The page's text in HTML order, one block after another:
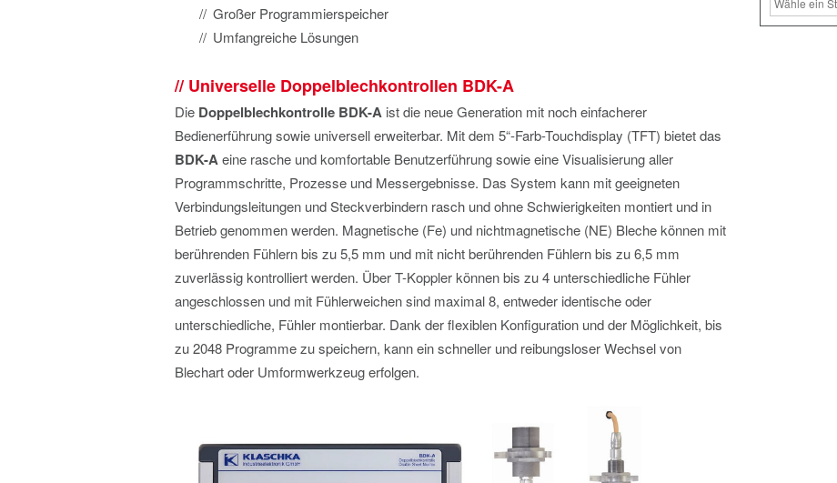
Großer Programmierspeicher
Umfangreiche Lösungen
Universelle Doppelblechkontrollen BDK-A
Die Doppelblechkontrolle BDK-A ist die neue Generation mit noch einfacherer
Bedienerführung sowie universell erweiterbar. Mit dem 5“-Farb-Touchdisplay (TFT) bietet das
BDK-Aeine rasche und komfortable Benutzerführung sowie eine Visualisierung aller
Programmschritte, Prozesse und Messergebnisse. Das System kann mit geeigneten
Verbindungsleitungen und Steckverbindern rasch und ohne Schwierigkeiten montiert und in
Betrieb genommen werden. Magnetische (Fe) und nichtmagnetische (NE) Bleche können mit
berührenden Fühlern bis zu 5,5 mm und mit nicht berührenden Fühlern bis zu 6,5 mm
zuverlässig kontrolliert werden. Über T-Koppler können bis zu 4 unterschiedliche Fühler
angeschlossen und mit Fühlerweichen sind maximal 8, entweder identische oder
unterschiedliche, Fühler montierbar. Dank der flexiblen Konfiguration und der Möglichkeit, bis
zu 2048 Programme zu speichern, kann ein schneller und reibungsloser Wechsel von
Blechart oder Umformwerkzeug erfolgen.